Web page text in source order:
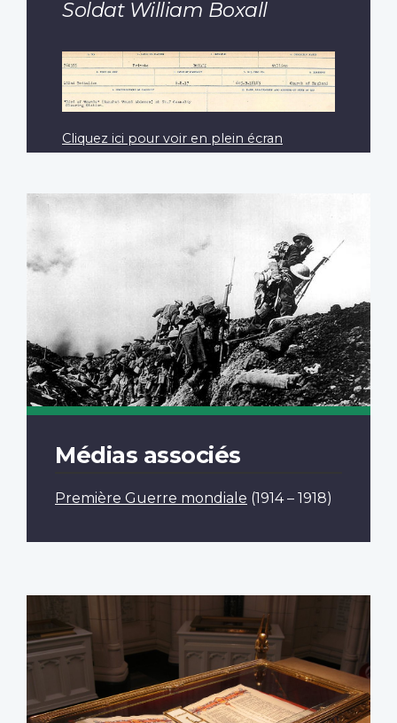
Soldat William Boxall
Cliquez ici pour voir en plein écran
Médias associés
Première Guerre mondiale (1914 – 1918)